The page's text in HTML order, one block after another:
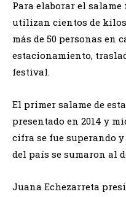
Para elaborar el
utilizan cientos de
más de 50 personas en
estacionamiento,
festival.
El primer salame de
presentado en 2014 y
cifra se fue superando
del país se sumaron al
Juana Echezarreta